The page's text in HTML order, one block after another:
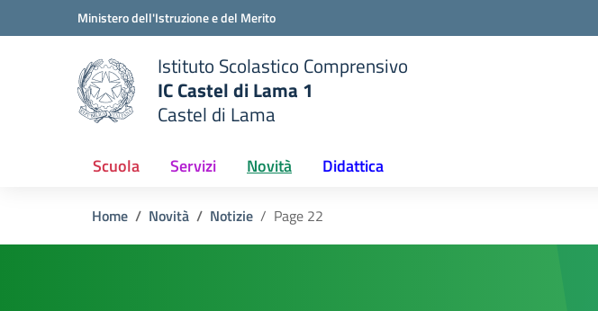
Vai ai contenuti
Vai al menu di navigazioneMinistero dell'Istruzione e del Merito
scuola
Istituto Scolastico Comprensivo
IC Castel di Lama 1
Castel di Lama
Scuola Servizi Novità Didattica
Home Novità Notizie Page 22